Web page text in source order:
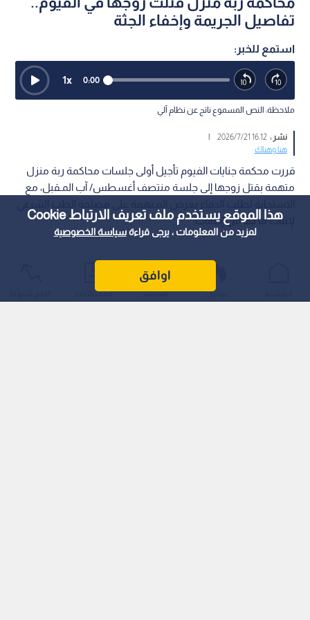
هذا الموقع يستخدم ملف تعريف الارتباط Cookie
لمزيد من المعلومات ، يرجى قراءةسياسة الخصوصية
اوافق
تفاصيل الجريمة وإخفاء الجثة
استمع للخبر:
0:00
1x
ملاحظة: النص المسموع ناتج عن نظام آلي
نشر :16:12 2026/7/21
|
هنا وهناك
قررت محكمة جنايات الفيوم تأجيل أولى جلسات محاكمة ربة منزل
متهمة بقتل زوجها إلى جلسة منتصف أغسطس/ آب المـقبل، مع
لإثبات ما بها من إصابات.
عواجل المباشر أحدث الأخبار